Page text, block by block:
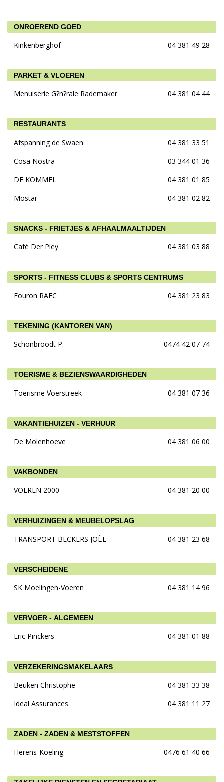
ONROEREND GOED
Kinkenberghof 04 381 49 28
PARKET & VLOEREN
Menuiserie G?n?rale Rademaker 04 381 04 44
RESTAURANTS
Afspanning de Swaen
04 381 33 51
Cosa Nostra
03 344 01 36
DE KOMMEL
04 381 01 85
Mostar
04 381 02 82
SNACKS - FRIETJES & AFHAALMAALTIJDEN
Café Der Pley 04 381 03 88
SPORTS - FITNESS CLUBS & SPORTS CENTRUMS
Fouron RAFC 04 381 23 83
TEKENING (KANTOREN VAN)
Schonbroodt P. 0474 42 07 74
TOERISME & BEZIENSWAARDIGHEDEN
Toerisme Voerstreek 04 381 07 36
VAKANTIEHUIZEN - VERHUUR
De Molenhoeve 04 381 06 00
VAKBONDEN
VOEREN 2000 04 381 20 00
VERHUIZINGEN & MEUBELOPSLAG
TRANSPORT BECKERS JOËL 04 381 23 68
VERSCHEIDENE
SK Moelingen-Voeren 04 381 14 96
VERVOER - ALGEMEEN
Eric Pinckers 04 381 01 88
VERZEKERINGSMAKELAARS
Beuken Christophe
04 381 33 38
Ideal Assurances
04 381 11 27
ZADEN - ZADEN & MESTSTOFFEN
Herens-Koeling 0476 61 40 66